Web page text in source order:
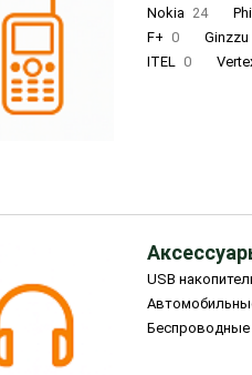
Nokia 24
F+ 0 Ginzzu
ITEL 0
USB
Беспроводные